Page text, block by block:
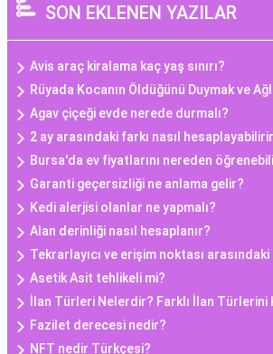
SON EKLENEN YAZILAR
Avis araç kiralama kaç yaş sınırı?
Rüyada Kocanın Öldüğünü Duymak ve
Agav çiçeği evde nerede durmalı?
2 ay arasındaki farkı nasıl
Bursa'da ev fiyatlarını nereden
Garanti geçersizliği ne anlama gelir?
Kedi alerjisi olanlar ne yapmalı?
Alan derinliği nasıl hesaplanır?
Tekrarlayıcı ve erişim noktası
Asetik Asit tehlikeli mi?
İlan Türleri Nelerdir? Farklı İlan Türlerini
Fazilet derecesi nedir?
NFT nedir Türkçesi?